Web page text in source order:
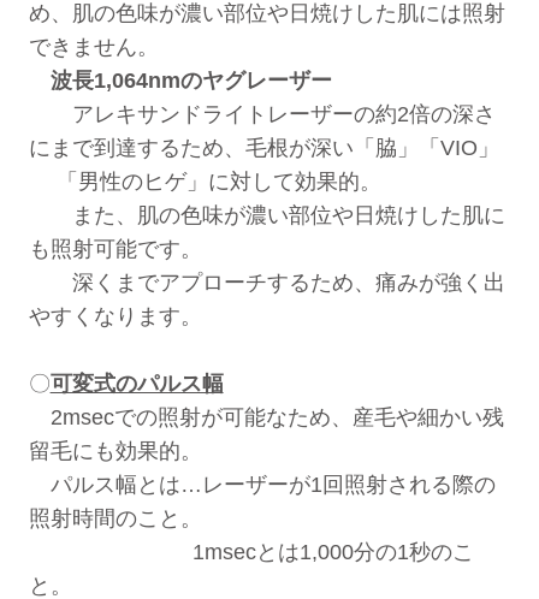
め、肌の色味が濃い部位や日焼けした肌には照射
できません。
波長1,064nmのヤグレーザー
アレキサンドライトレーザーの約2倍の深さ
にまで到達するため、毛根が深い「脇」「VIO」
「男性のヒゲ」に対して効果的。
また、肌の色味が濃い部位や日焼けした肌に
も照射可能です。
深くまでアプローチするため、痛みが強く出
やすくなります。
〇可変式のパルス幅
2msecでの照射が可能なため、産毛や細かい残
留毛にも効果的。
パルス幅とは…レーザーが1回照射される際の
照射時間のこと。
1msecとは1,000分の1秒のこ
と。